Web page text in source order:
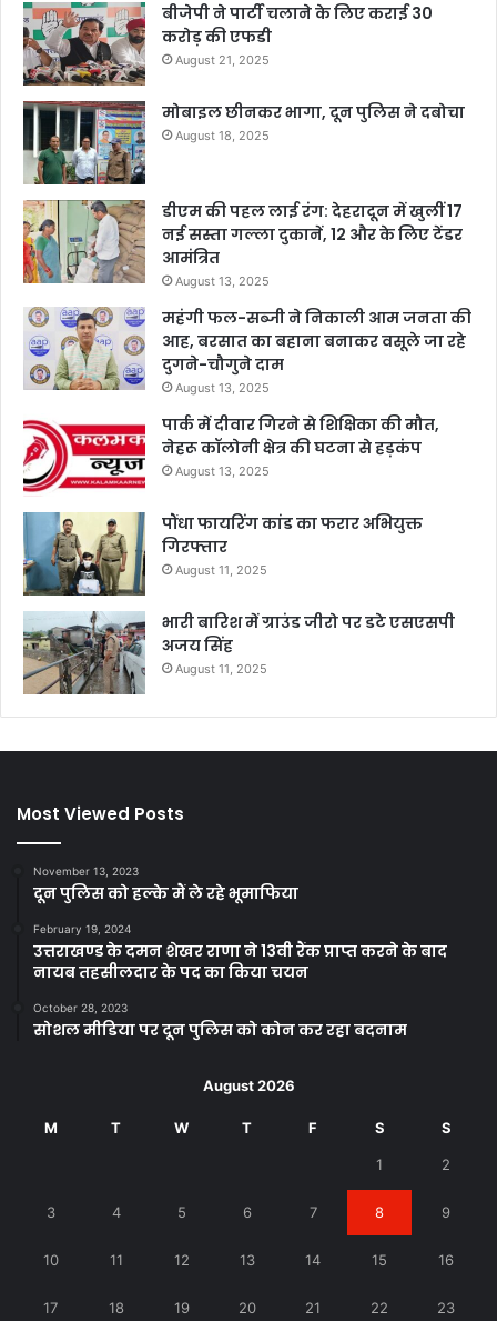
बीजेपी ने पार्टी चलाने के लिए कराई 30
करोड़ की एफडी
August 21, 2025
मोबाइल छीनकर भागा, दून पुलिस ने दबोचा
August 18, 2025
डीएम की पहल लाई रंग: देहरादून में खुलीं 17
नई सस्ता गल्ला दुकानें, 12 और के लिए टेंडर
आमंत्रित
August 13, 2025
महंगी फल-सब्जी ने निकाली आम जनता की
आह, बरसात का बहाना बनाकर वसूले जा रहे
दुगने-चौगुने दाम
August 13, 2025
पार्क में दीवार गिरने से शिक्षिका की मौत,
नेहरू कॉलोनी क्षेत्र की घटना से हड़कंप
August 13, 2025
पौंधा फायरिंग कांड का फरार अभियुक्त
गिरफ्तार
August 11, 2025
भारी बारिश में ग्राउंड जीरो पर डटे एसएसपी
अजय सिंह
August 11, 2025
Most Viewed Posts
November 13, 2023
दून पुलिस को हल्के मैं ले रहे भूमाफिया
February 19, 2024
उत्तराखण्ड के दमन शेखर राणा ने 13वी रैंक प्राप्त करने के बाद
नायब तहसीलदार के पद का किया चयन
October 28, 2023
सोशल मीडिया पर दून पुलिस को कोन कर रहा बदनाम
August 2026
M T W T F S S
1 2
3 4 5 6 7 8 9
10 11 12 13 14 15 16
17 18 19 20 21 22 23